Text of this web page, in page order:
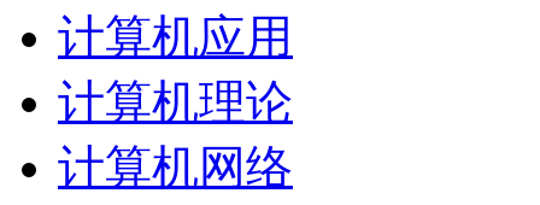
计算机应用
计算机理论
计算机网络